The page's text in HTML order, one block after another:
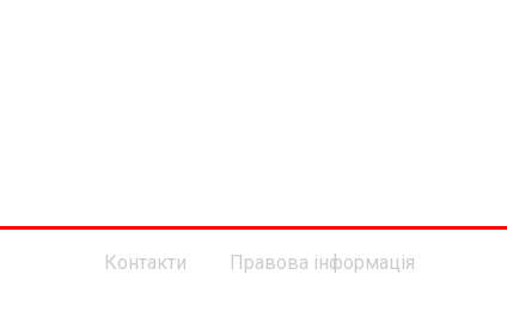
Контакти Правова інформація